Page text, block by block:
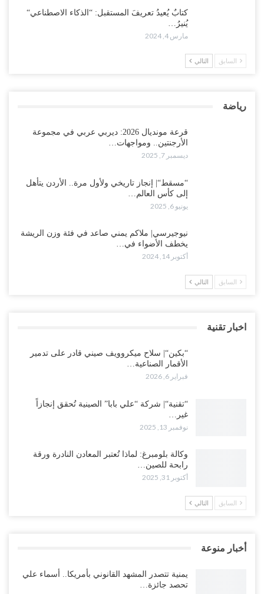
كتابٌ يُعيدُ تعريفَ المستقبل: “الذكاء الاصطناعي“
يُنيرُ…
مارس 4, 2024
السابق التالي
رياضة
قرعة مونديال 2026: ديربي عربي في مجموعة
الأرجنتين.. ومواجهات…
ديسمبر 7, 2025
“مسقط“| إنجاز تاريخي ولأول مرة.. الأردن يتأهل
إلى كأس العالم…
يونيو 6, 2025
نيوجيرسي| ملاكم يمني صاعد في فئة وزن الريشة
يخطف الأضواء في…
أكتوبر 14, 2024
السابق التالي
اخبار تقنية
“بكين“| سلاح ميكروويف صيني قادر على تدمير
الأقمار الصناعية…
فبراير 6, 2026
“تقنية“| شركة “علي بابا” الصينية تُحقق إنجازاً
غير…
نوفمبر 13, 2025
وكالة بلومبرغ: لماذا تُعتبر المعادن النادرة ورقة
رابحة للصين…
أكتوبر 31, 2025
السابق التالي
أخبار منوعة
يمنية تتصدر المشهد القانوني بأمريكا.. أسماء علي
تحصد جائزة…